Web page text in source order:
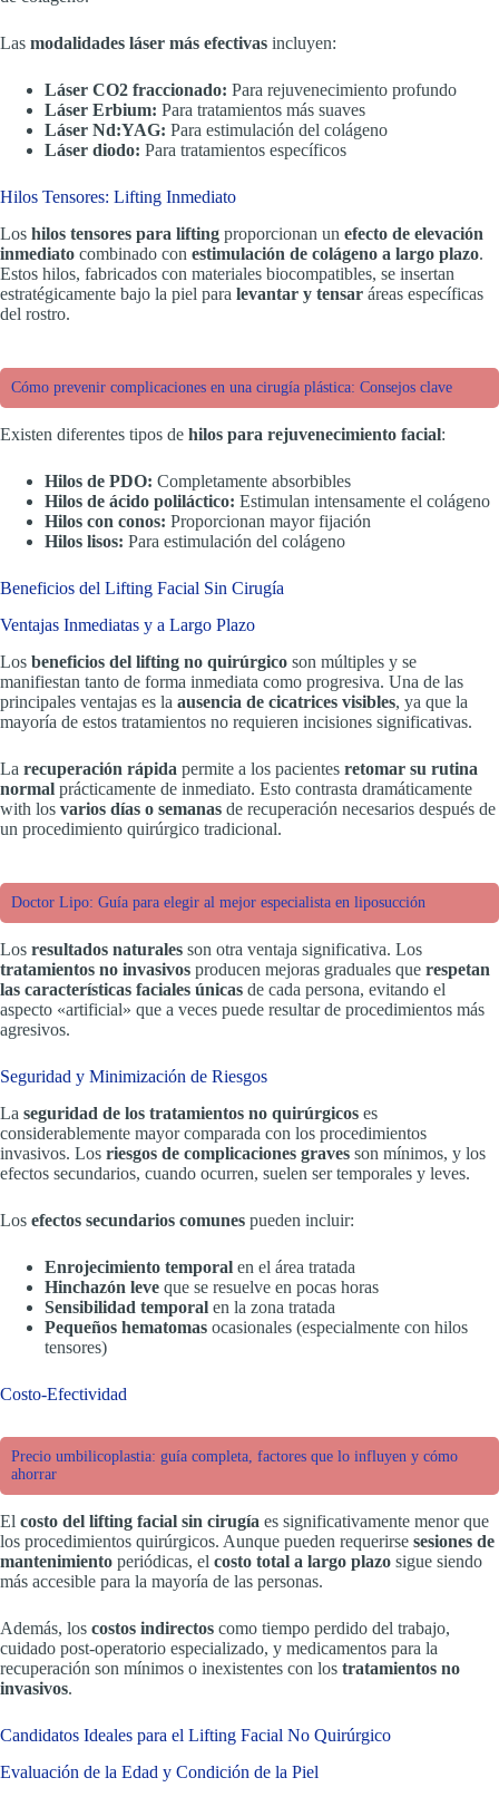
Las modalidades láser más efectivas incluyen:
Láser CO2 fraccionado: Para rejuvenecimiento profundo
Láser Erbium: Para tratamientos más suaves
Láser Nd:YAG: Para estimulación del colágeno
Láser diodo: Para tratamientos específicos
Hilos Tensores: Lifting Inmediato
Los hilos tensores para lifting proporcionan un efecto de elevación
inmediato combinado con estimulación de colágeno a largo plazo.
Estos hilos, fabricados con materiales biocompatibles, se insertan
estratégicamente bajo la piel para levantar y tensar áreas específicas
del rostro.
Cómo prevenir complicaciones en una cirugía plástica: Consejos clave
Existen diferentes tipos de hilos para rejuvenecimiento facial:
Hilos de PDO: Completamente absorbibles
Hilos de ácido poliláctico: Estimulan intensamente el colágeno
Hilos con conos: Proporcionan mayor fijación
Hilos lisos: Para estimulación del colágeno
Beneficios del Lifting Facial Sin Cirugía
Ventajas Inmediatas y a Largo Plazo
Los beneficios del lifting no quirúrgico son múltiples y se
manifiestan tanto de forma inmediata como progresiva. Una de las
principales ventajas es la ausencia de cicatrices visibles, ya que la
mayoría de estos tratamientos no requieren incisiones significativas.
La recuperación rápida permite a los pacientes retomar su rutina
normal prácticamente de inmediato. Esto contrasta dramáticamente
with los varios días o semanas de recuperación necesarios después de
un procedimiento quirúrgico tradicional.
Doctor Lipo: Guía para elegir al mejor especialista en liposucción
Los resultados naturales son otra ventaja significativa. Los
tratamientos no invasivos producen mejoras graduales que respetan
las características faciales únicas de cada persona, evitando el
aspecto «artificial» que a veces puede resultar de procedimientos más
agresivos.
Seguridad y Minimización de Riesgos
La seguridad de los tratamientos no quirúrgicos es
considerablemente mayor comparada con los procedimientos
invasivos. Los riesgos de complicaciones graves son mínimos, y los
efectos secundarios, cuando ocurren, suelen ser temporales y leves.
Los efectos secundarios comunes pueden incluir:
Enrojecimiento temporal en el área tratada
Hinchazón leve que se resuelve en pocas horas
Sensibilidad temporal en la zona tratada
Pequeños hematomas ocasionales (especialmente con hilos
tensores)
Costo-Efectividad
Precio umbilicoplastia: guía completa, factores que lo influyen y cómo
ahorrar
El costo del lifting facial sin cirugía es significativamente menor que
los procedimientos quirúrgicos. Aunque pueden requerirse sesiones de
mantenimiento periódicas, el costo total a largo plazo sigue siendo
más accesible para la mayoría de las personas.
Además, los costos indirectos como tiempo perdido del trabajo,
cuidado post-operatorio especializado, y medicamentos para la
recuperación son mínimos o inexistentes con los tratamientos no
invasivos.
Candidatos Ideales para el Lifting Facial No Quirúrgico
Evaluación de la Edad y Condición de la Piel